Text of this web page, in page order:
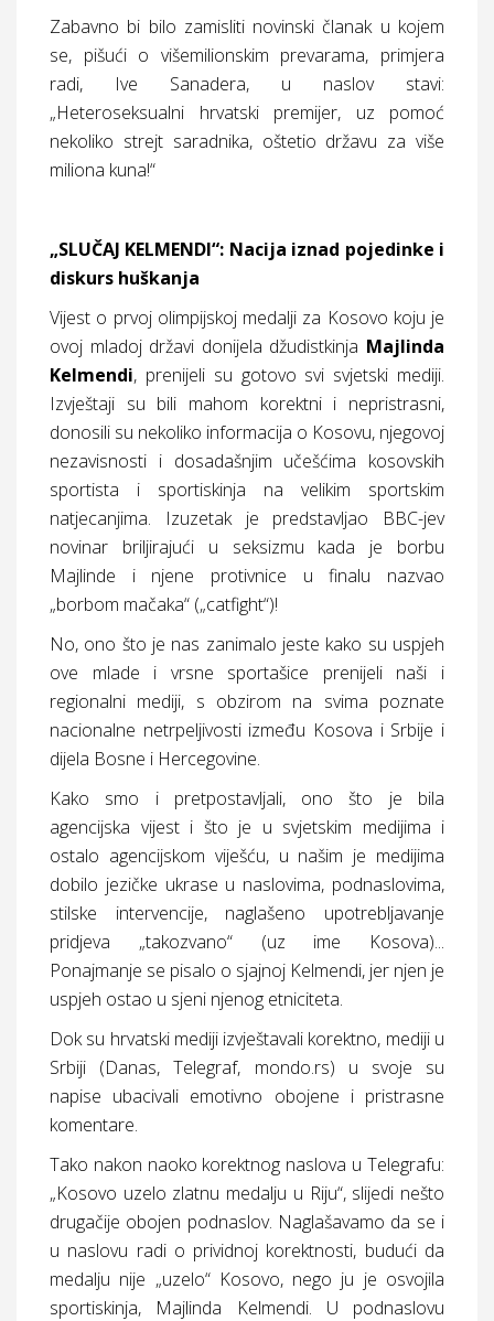
Zabavno bi bilo zamisliti novinski članak u kojem
se, pišući o višemilionskim prevarama, primjera
radi, Ive Sanadera, u naslov stavi:
„Heteroseksualni hrvatski premijer, uz pomoć
nekoliko strejt saradnika, oštetio državu za više
miliona kuna!“
„SLUČAJ KELMENDI“: Nacija iznad pojedinke i
diskurs huškanja
Vijest o prvoj olimpijskoj medalji za Kosovo koju je
ovoj mladoj državi donijela džudistkinja Majlinda
Kelmendi, prenijeli su gotovo svi svjetski mediji.
Izvještaji su bili mahom korektni i nepristrasni,
donosili su nekoliko informacija o Kosovu, njegovoj
nezavisnosti i dosadašnjim učešćima kosovskih
sportista i sportiskinja na velikim sportskim
natjecanjima. Izuzetak je predstavljao BBC-jev
novinar briljirajući u seksizmu kada je borbu
Majlinde i njene protivnice u finalu nazvao
„borbom mačaka“ („catfight“)!
No, ono što je nas zanimalo jeste kako su uspjeh
ove mlade i vrsne sportašice prenijeli naši i
regionalni mediji, s obzirom na svima poznate
nacionalne netrpeljivosti između Kosova i Srbije i
dijela Bosne i Hercegovine.
Kako smo i pretpostavljali, ono što je bila
agencijska vijest i što je u svjetskim medijima i
ostalo agencijskom viješću, u našim je medijima
dobilo jezičke ukrase u naslovima, podnaslovima,
stilske intervencije, naglašeno upotrebljavanje
pridjeva „takozvano“ (uz ime Kosova)...
Ponajmanje se pisalo o sjajnoj Kelmendi, jer njen je
uspjeh ostao u sjeni njenog etniciteta.
Dok su hrvatski mediji izvještavali korektno, mediji u
Srbiji (Danas, Telegraf, mondo.rs) u svoje su
napise ubacivali emotivno obojene i pristrasne
komentare.
Tako nakon naoko korektnog naslova u Telegrafu:
„Kosovo uzelo zlatnu medalju u Riju“, slijedi nešto
drugačije obojen podnaslov. Naglašavamo da se i
u naslovu radi o prividnoj korektnosti, budući da
medalju nije „uzelo“ Kosovo, nego ju je osvojila
sportiskinja, Majlinda Kelmendi. U podnaslovu